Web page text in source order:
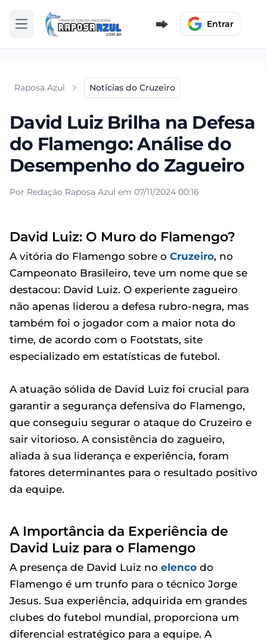
Abrir menu Entrar
Raposa Azul Notícias do Cruzeiro
David Luiz Brilha na Defesa
do Flamengo: Análise do
Desempenho do Zagueiro
Por Redação Raposa Azul em 07/11/2024 00:16
David Luiz: O Muro do Flamengo?
A vitória do Flamengo sobre o Cruzeiro, no
Campeonato Brasileiro, teve um nome que se
destacou: David Luiz. O experiente zagueiro
não apenas liderou a defesa rubro-negra, mas
também foi o jogador com a maior nota do
time, de acordo com o Footstats, site
especializado em estatísticas de futebol.
A atuação sólida de David Luiz foi crucial para
garantir a segurança defensiva do Flamengo,
que conseguiu segurar o ataque do Cruzeiro e
sair vitorioso. A consistência do zagueiro,
aliada à sua liderança e experiência, foram
fatores determinantes para o resultado positivo
da equipe.
A Importância da Experiência de
David Luiz para o Flamengo
A presença de David Luiz no elenco do
Flamengo é um trunfo para o técnico Jorge
Jesus. Sua experiência, adquirida em grandes
clubes do futebol mundial, proporciona um
diferencial estratégico para a equipe. A